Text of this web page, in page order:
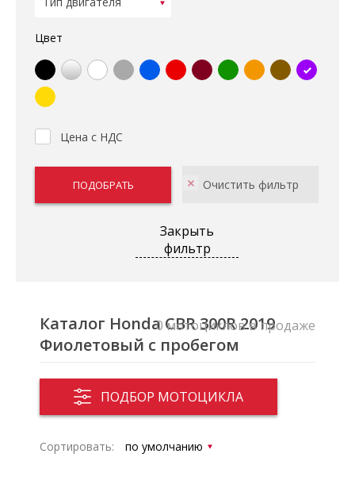
Цвет
Цена с НДС
Закрыть
фильтр
Каталог Honda CBR 300R 2019
Фиолетовый с пробегом
ПОДБОР МОТОЦИКЛА
0 мотоциклов в продаже
Сортировать: